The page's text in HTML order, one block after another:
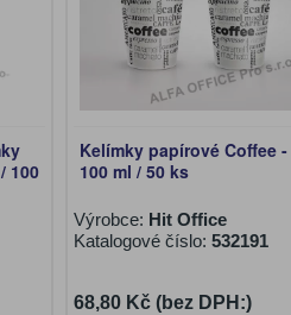
100
Kelímky papírové Coffee -
100 ml / 50 ks
Výrobce: Hit Office
Katalogové číslo: 532191
68,80 Kč (bez DPH:)